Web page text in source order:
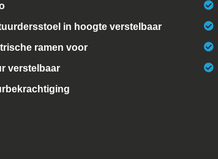
in hoogte verstelbaar
ramen voor
verstelbaar